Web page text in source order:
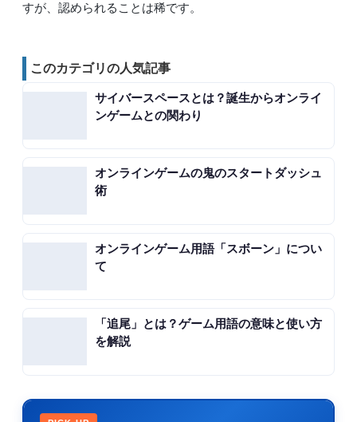
すが、認められることは稀です。
このカテゴリの人気記事
サイバースペースとは？誕生からオンライ
ンゲームとの関わり
オンラインゲームの鬼のスタートダッシュ
術
オンラインゲーム用語「スボーン」につい
て
「追尾」とは？ゲーム用語の意味と使い方
を解説